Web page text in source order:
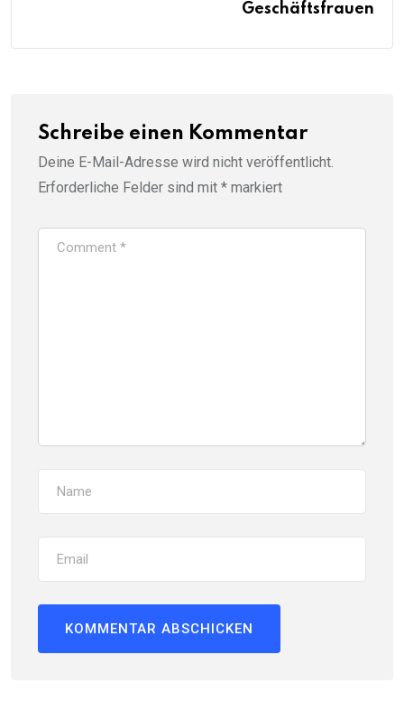
Geschäftsfrauen
Schreibe einen Kommentar
Deine E-Mail-Adresse wird nicht veröffentlicht.
Erforderliche Felder sind mit * markiert